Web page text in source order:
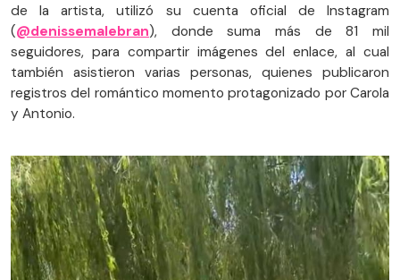
de la artista, utilizó su cuenta oficial de Instagram
(@denissemalebran), donde suma más de 81 mil
seguidores, para compartir imágenes del enlace, al cual
también asistieron varias personas, quienes publicaron
registros del romántico momento protagonizado por Carola
y Antonio.